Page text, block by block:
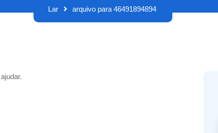
Lar arquivo para 46491894894